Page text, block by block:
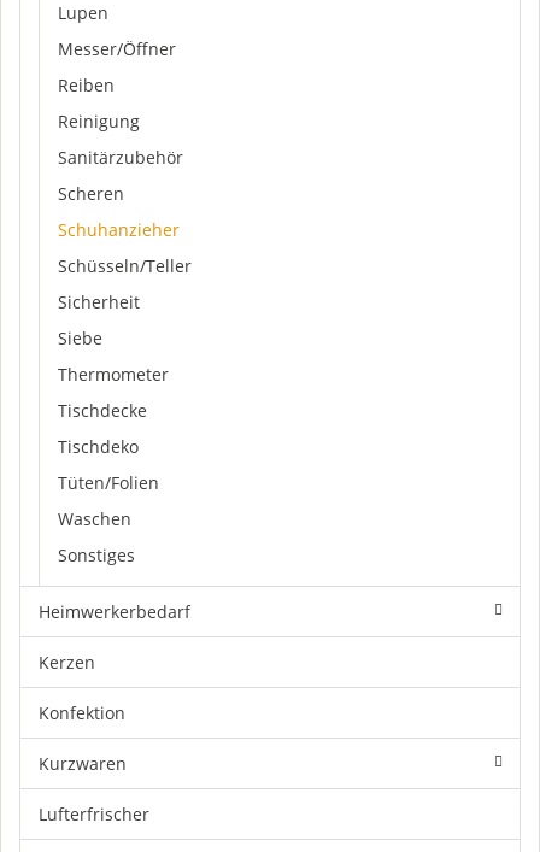
Lupen
Messer/Öffner
Reiben
Reinigung
Sanitärzubehör
Scheren
Schuhanzieher
Schüsseln/Teller
Sicherheit
Siebe
Thermometer
Tischdecke
Tischdeko
Tüten/Folien
Waschen
Sonstiges
Heimwerkerbedarf
Kerzen
Konfektion
Kurzwaren
Lufterfrischer